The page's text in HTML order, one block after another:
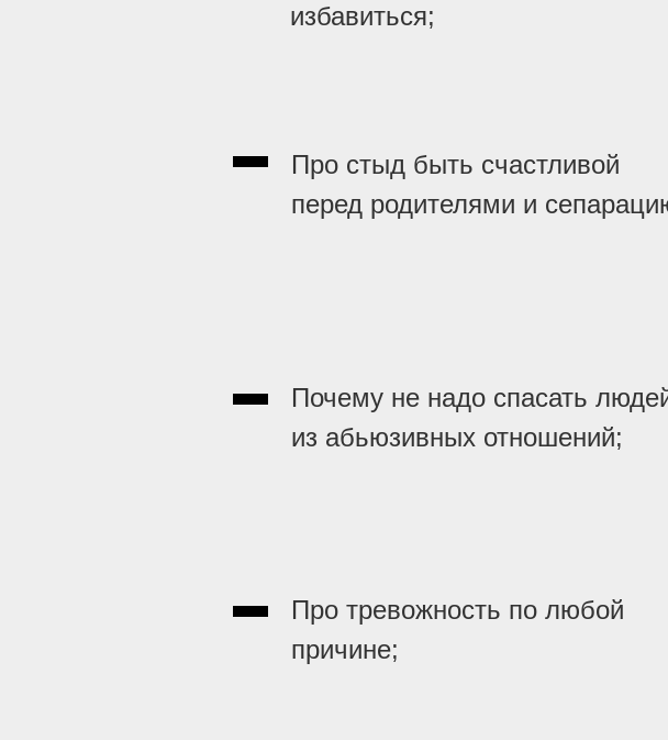
Почему не надо спасать
из абьюзивных отношений;
Про стыд быть счастливой
перед родителями и
избавиться;
Про тревожность по любой
причине;